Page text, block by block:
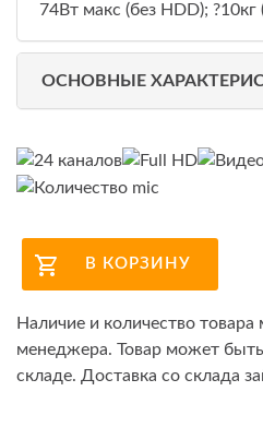
74Вт макс (без HDD); ?10кг
ОСНОВНЫЕ
В КОРЗИНУ
Наличие и количество
менеджера. Товар может
складе. Доставка со склада